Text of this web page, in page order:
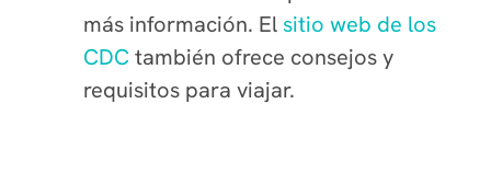
más información. El sitio web de los
CDCtambién ofrece consejos y
requisitos para viajar.